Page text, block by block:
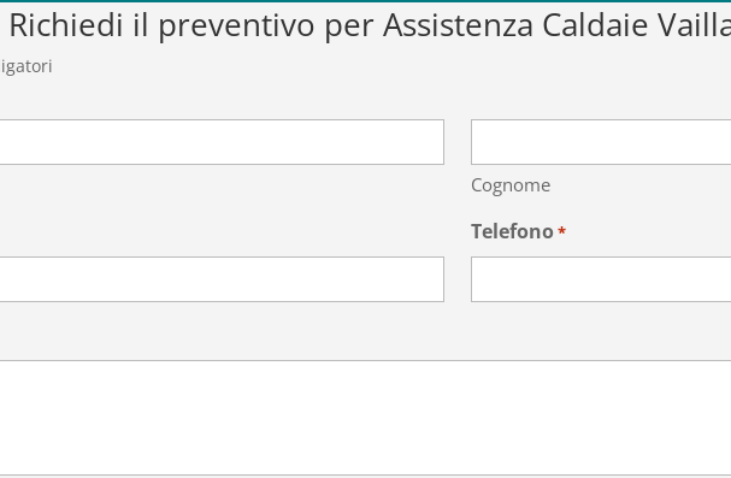
Richiedi il preventivo per Assistenza Caldaie
Cognome
Telefono*